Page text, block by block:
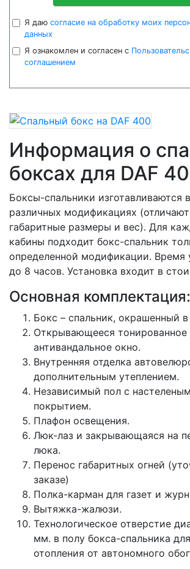
Я даю согласие на обработку моих
данных
Я ознакомлен и согласен с
соглашением
Информация о
боксах для DAF
Боксы-спальники изготавливаются
различных модификациях
габаритные размеры и вес). Для
кабины подходит бокс-спальник
определенной модификации. Время
до 8 часов. Установка входит в
Основная комплектация:
Бокс – спальник, окрашенный
Открывающееся тонированное
антивандальное окно.
Внутренняя отделка
дополнительным утеплением.
Независимый пол с
покрытием.
Плафон освещения.
Люк-лаз и закрывающаяся на
люка.
Перенос габаритных огней
заказе)
Полка-карман для газет и
Вытяжка-жалюзи.
Технологическое отверстие
мм. в полу бокса-спальника
отопления от автономного